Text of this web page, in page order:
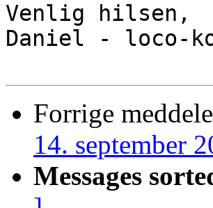
Venlig hilsen,
Daniel - loco-
Forrige
14. september
Messages